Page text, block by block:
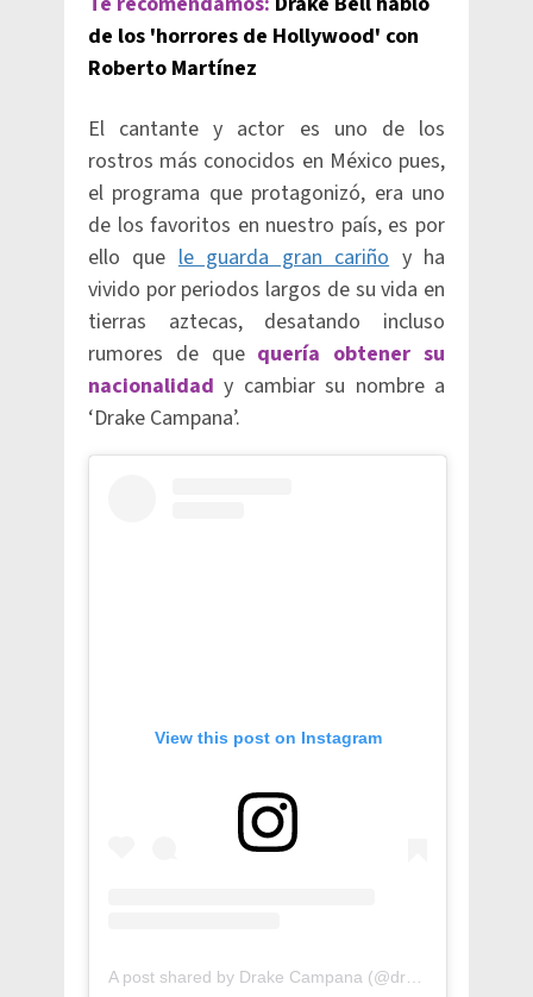
de los 'horrores de Hollywood' con
Roberto Martínez
El cantante y actor es uno de los
rostros más conocidos en México pues,
el programa que protagonizó, era uno
de los favoritos en nuestro país, es por
ello quele guarda gran cariñoy ha
vivido por periodos largos de su vida en
tierras aztecas, desatando incluso
rumores de que quería obtener su
nacionalidad y cambiar su nombre a
‘Drake Campana’.
View this post on Instagram
A post shared by Drake Campana (@drakebell)